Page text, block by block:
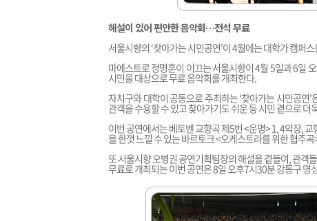
해설이 있어 편안한 음악회…전석 무료
서울시향의 ‘찾아가는 시민공연’이 4월에는 대학가 캠퍼
마에스트로 정명훈이 이끄는 서울시향이 4월 5일과 6일
시민을 대상으로 무료 음악회를 개최한다.
자치구와 대학이 공동으로 주최하는 ‘찾아가는 시민공연
관객을 수용할 수 있고 찾아가기도 쉬운 등 시민 곁으로 더
이번 공연에서는 베토벤 교향곡 제5번 <운명> 1, 4악장,
을 한껏 느낄 수 있는 바르토크 <오케스트라를 위한 협주
또 서울시향 오병권 공연기획팀장의 해설을 곁들여, 관객
무료로 개최되는 이번 공연은 8일 오후7시30분 강동구 명